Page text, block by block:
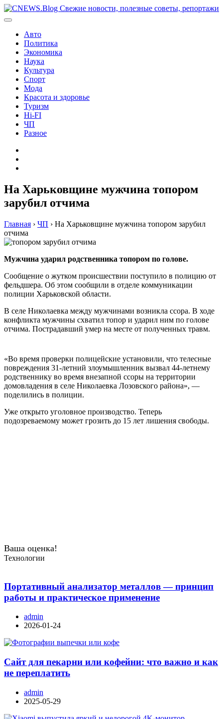
Перейти
к
Авто
Политика
Экономика
Наука
Культура
Спорт
Мода
Красота и здоровье
Туризм
Hi-FI
ЧП
Разное
На Харьковщине мужчина топором
зарубил отчима
Главная › ЧП › На Харьковщине мужчина топором зарубил
отчима
Мужчина ударил родственника топором по голове.
Сообщение о жутком происшествии поступило в полицию от
фельдшера. Об этом сообщили в отделе коммуникации
полиции Харьковской области.
В селе Николаевка между мужчинами возникла ссора. В ходе
конфликта мужчины схватил топор и ударил ним по голове
отчима. Пострадавший умер на месте от полученных травм.
«Во время проверки полицейские установили, что телесные
повреждения 31-летний злоумышленник вызвал 44-летнему
родственнику во время внезапной ссоры на территории
домовладения в селе Николаевка Лозовского района», —
поделились в полиции.
Уже открыто уголовное производство. Теперь
подозреваемому может грозить до 15 лет лишения свободы.
Ваша оценка!
Технологии
Портативный анализатор металлов — принцип
работы и практическое применение
admin
2026-01-24
Сайт для пекарни или кофейни: что важно и как
не переплатить
admin
2025-05-29